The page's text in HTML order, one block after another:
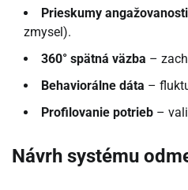
Prieskumy angažovanosti
zmysel).
360° spätná väzba –
Behaviorálne dáta –
Profilovanie potrieb –
Návrh systému